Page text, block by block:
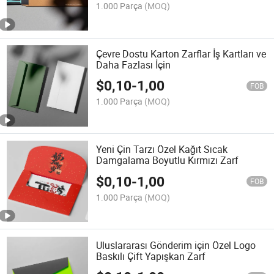
1.000 Parça (MOQ)
Çevre Dostu Karton Zarflar İş Kartları ve
Daha Fazlası İçin
$0,10-1,00 FOB
1.000 Parça (MOQ)
Yeni Çin Tarzı Özel Kağıt Sıcak
Damgalama Boyutlu Kırmızı Zarf
$0,10-1,00 FOB
1.000 Parça (MOQ)
Uluslararası Gönderim için Özel Logo
Baskılı Çift Yapışkan Zarf